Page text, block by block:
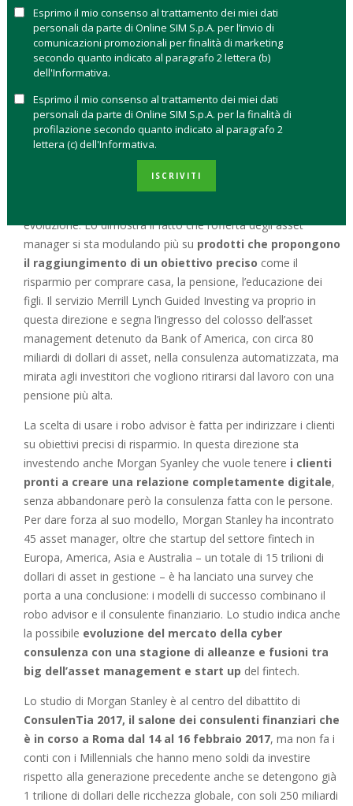
manager sono stati folgorati sulla strada del robo advisor che
secondo la mappa della consulenza online disegnata da
advisory a maggio 2016 sul mercato sono forti anche
se indipendenti dalle banche.
Il settore è in fermento: crescono le startup nel settore
fintech che offrono consulenza robotizzata agli investitori.
Secondo l’analisi di Pitchbook, società di ricerca su fondi e
private equity, sono stati investiti
evoluzione. Lo dimostra il fatto che l’offerta degli asset
manager si sta modulando più su prodotti che propongono
il raggiungimento di un obiettivo preciso come il
risparmio per comprare casa, la pensione, l’educazione dei
figli. Il servizio Merrill Lynch Guided Investing va proprio in
questa direzione e segna l’ingresso del colosso dell’asset
management detenuto da Bank of America, con circa 80
miliardi di dollari di asset, nella consulenza automatizzata, ma
mirata agli investitori che vogliono ritirarsi dal lavoro con una
pensione più alta.
La scelta di usare i robo advisor è fatta per indirizzare i clienti
su obiettivi precisi di risparmio. In questa direzione sta
investendo anche Morgan Syanley che vuole tenere i clienti
pronti a creare una relazione completamente digitale,
senza abbandonare però la consulenza fatta con le persone.
Per dare forza al suo modello, Morgan Stanley ha incontrato
45 asset manager, oltre che startup del settore fintech in
Europa, America, Asia e Australia – un totale di 15 trilioni di
dollari di asset in gestione – è ha lanciato una survey che
porta a una conclusione: i modelli di successo combinano il
robo advisor e il consulente finanziario. Lo studio indica anche
la possibile evoluzione del mercato della cyber
consulenza con una stagione di alleanze e fusioni tra
big dell’asset management e start up del fintech.
Lo studio di Morgan Stanley è al centro del dibattito di
ConsulenTia 2017, il salone dei consulenti finanziari che
è in corso a Roma dal 14 al 16 febbraio 2017, ma non fa i
conti con i Millennials che hanno meno soldi da investire
rispetto alla generazione precedente anche se detengono già
1 trilione di dollari delle ricchezza globale, con soli 250 miliardi
Esprimo il mio consenso al trattamento dei miei dati
personali da parte di Online SIM S.p.A. per l’invio di
comunicazioni promozionali per finalità di marketing
secondo quanto indicato al paragrafo 2 lettera (b)
dell'Informativa.
Esprimo il mio consenso al trattamento dei miei dati
personali da parte di Online SIM S.p.A. per la finalità di
profilazione secondo quanto indicato al paragrafo 2
lettera (c) dell'Informativa.
ISCRIVITI